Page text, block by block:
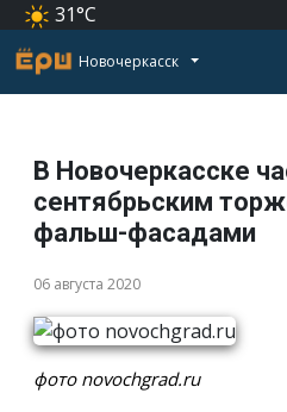
31°C
Новочеркасск
В Новочеркасске
сентябрьским
фальш-фасадами
06 августа 2020
фото novochgrad.ru